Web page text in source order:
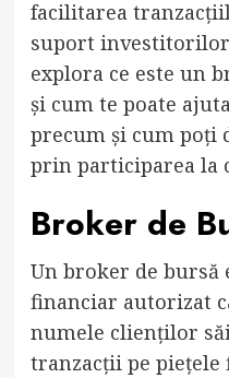
facilitarea
suport
explora ce este un
și cum te poate
precum și cum poți
prin participarea la
Broker de
Un broker de
financiar autorizat
numele clienților
tranzacții pe piețele